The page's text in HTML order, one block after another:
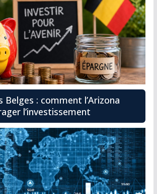
Belges : comment l’Arizona
l’investissement